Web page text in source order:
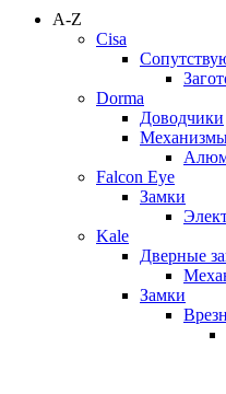
A-Z
Cisa
Dorma
Доводчики
Механизмы
Falcon Eye
Замки
Kale
Дверные
Замки